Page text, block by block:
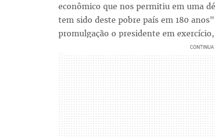
econômico que nos permitiu em uma
tem sido deste pobre país em 180
promulgação o presidente em